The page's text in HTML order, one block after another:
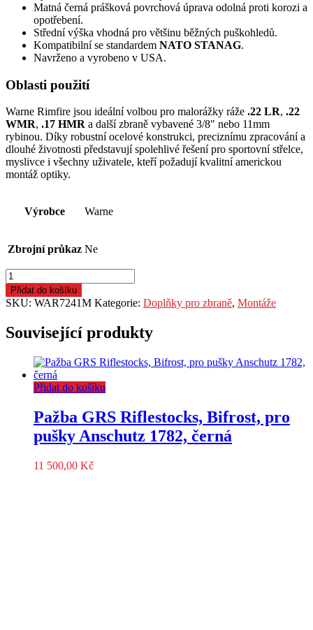
Matná černá prášková povrchová úprava odolná proti korozi a
opotřebení.
Střední výška vhodná pro většinu běžných puškohledů.
Kompatibilní se standardem NATO STANAG.
Navrženo a vyrobeno v USA.
Oblasti použití
Warne Rimfire jsou ideální volbou pro malorážky ráže .22 LR, .22
WMR, .17 HMR a další zbraně vybavené 3/8" nebo 11mm
rybinou. Díky robustní ocelové konstrukci, preciznímu zpracování a
dlouhé životnosti představují spolehlivé řešení pro sportovní střelce,
myslivce i všechny uživatele, kteří požadují kvalitní americkou
montáž optiky.
Výrobce Warne
Zbrojní průkaz Ne
Kroužky
Warne,
Mountain
pro
tubus
střední,
matně
Přidat do košíku
SKU: WAR7241M Kategorie: Doplňky pro zbraně, Montáže
Související produkty
Přidat do košíku
Pažba GRS Riflestocks, Bifrost, pro
pušky Anschutz 1782, černá
11 500,00 Kč